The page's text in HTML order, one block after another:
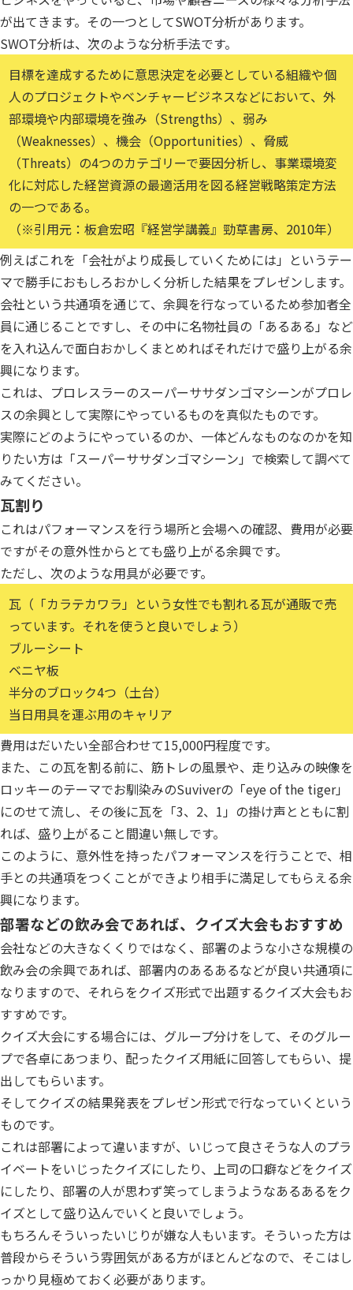
が出てきます。その一つとしてSWOT分析があります。
SWOT分析は、次のような分析手法です。
目標を達成するために意思決定を必要としている組織や個
人のプロジェクトやベンチャービジネスなどにおいて、外
部環境や内部環境を強み（Strengths）、弱み
（Weaknesses）、機会（Opportunities）、脅威
（Threats）の4つのカテゴリーで要因分析し、事業環境変
化に対応した経営資源の最適活用を図る経営戦略策定方法
の一つである。
（※引用元：板倉宏昭『経営学講義』勁草書房、2010年）
例えばこれを「会社がより成長していくためには」というテー
マで勝手におもしろおかしく分析した結果をプレゼンします。
会社という共通項を通じて、余興を行なっているため参加者全
員に通じることですし、その中に名物社員の「あるある」など
を入れ込んで面白おかしくまとめればそれだけで盛り上がる余
興になります。
これは、プロレスラーのスーパーササダンゴマシーンがプロレ
スの余興として実際にやっているものを真似たものです。
実際にどのようにやっているのか、一体どんなものなのかを知
りたい方は「スーパーササダンゴマシーン」で検索して調べて
みてください。
瓦割り
これはパフォーマンスを行う場所と会場への確認、費用が必要
ですがその意外性からとても盛り上がる余興です。
ただし、次のような用具が必要です。
瓦（「カラテカワラ 」という女性でも割れる瓦が通販で売
っています。それを使うと良いでしょう）
ブルーシート
ベニヤ板
半分のブロック4つ（土台）
当日用具を運ぶ用のキャリア
費用はだいたい全部合わせて15,000円程度です。
また、この瓦を割る前に、筋トレの風景や、走り込みの映像を
ロッキーのテーマでお馴染みのSuviverの「eye of the tiger」
にのせて流し、その後に瓦を「3、2、1」の掛け声とともに割
れば、盛り上がること間違い無しです。
このように、意外性を持ったパフォーマンスを行うことで、相
手との共通項をつくことができより相手に満足してもらえる余
興になります。
部署などの飲み会であれば、クイズ大会もおすすめ
会社などの大きなくくりではなく、部署のような小さな規模の
飲み会の余興であれば、部署内のあるあるなどが良い共通項に
なりますので、それらをクイズ形式で出題するクイズ大会もお
すすめです。
クイズ大会にする場合には、グループ分けをして、そのグルー
プで各卓にあつまり、配ったクイズ用紙に回答してもらい、提
出してもらいます。
そしてクイズの結果発表をプレゼン形式で行なっていくという
ものです。
これは部署によって違いますが、いじって良さそうな人のプラ
イベートをいじったクイズにしたり、上司の口癖などをクイズ
にしたり、部署の人が思わず笑ってしまうようなあるあるをク
イズとして盛り込んでいくと良いでしょう。
もちろんそういったいじりが嫌な人もいます。そういった方は
普段からそういう雰囲気がある方がほとんどなので、そこはし
っかり見極めておく必要があります。